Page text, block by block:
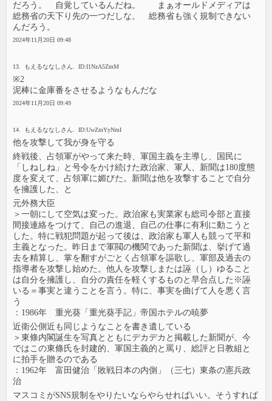
だろう。 自覚しているんだね。 まぁオールドメディアは
総務省の天下り先の一つだしな。 総務省も強く規制できない
んだろう。
2024年11月20日 09:48
13. もえるななしさん. ID:I1NzA5ZmM
※2
泥棒に金庫番をさせるようなもんだな
2024年11月20日 09:49
14. もえるななしさん. ID:UwZmYyNmI
他を攻撃して我が身を守る
終戦後、占領軍がやって来た時、軍国主義を主導し、国民に
「しねしね」と号令をかけ続けた政治家、軍人、新聞は180度態
度を変えて、占領軍に媚びた。新聞は他を攻撃することで自分
を擁護した、と
元外務大臣
＞一朝にして空気は変った。政治家も実業家も総司令部と直接
間接連絡をつけて、自己の進退、自己の仕事に有利に動こうと
した。特に戦犯問題が起って後は、政治家も軍人も競って平和
主義となった。昨日まで軍閥の機関であった新聞は、挙げて過
去を精算し、掌を翻すがごとく占領軍を謳歌し、軍部及過去の
指導者を攻撃し始めた。他人を攻撃しまたは誣（し）ゆること
は自分を擁護し、自分の責任を軽くするものと早合点した※誣
いる＝事実と違うことを言う。特に、事実を曲げて人を悪く言
う
：1986年 重光葵「重光葵手記」帝国ホテルの暁夢
近衛公側近も同じようなことを書き遺している
＞東條内閣誕生を写真とともにデカデカと掲載した新聞が、今
ではこの東條氏を封建的、軍国主義的と罵り、総評と日教組と
に拍手を贈るのである
：1962年 富田健治「敗戦日本の内側」（三七）東条の憲兵政
治
マスコミがSNS規制をやりたいならやらせればいい。そうすれば